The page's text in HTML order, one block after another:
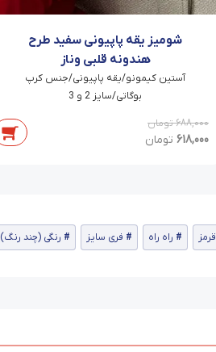
شومیز یقه پاپیونی سفید طرح
هندونه قلبی وناز
آستین کیمونو/یقه پاپیونی/جنس کرپ
بوگاتی/سایز 2 و 3
688,000تومان
618,000 تومان
قرمز راه راه فری سایز رنگی (چند رنگ)